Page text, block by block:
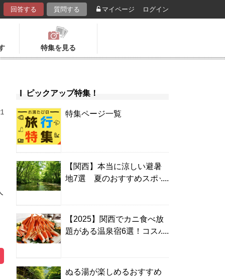
回答する 質問する マイページ ログイン
特集を見る
ピックアップ特集！
特集ページ一覧
【関西】本当に涼しい避暑
地7選 夏のおすすめスポッ
【2025】関西でカニ食べ放
題がある温泉宿6選！コスパ
ぬる湯が楽しめるおすすめ